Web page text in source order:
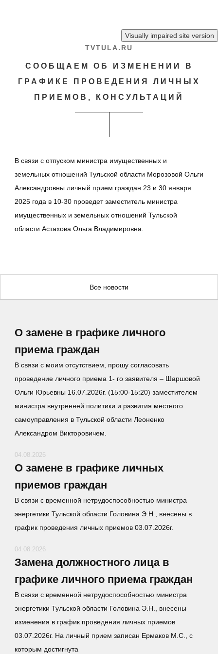
TVTULA.RU
СООБЩАЕМ ОБ ИЗМЕНЕНИИ В
ГРАФИКЕ ПРОВЕДЕНИЯ ЛИЧНЫХ
ПРИЕМОВ, КОНСУЛЬТАЦИЙ
В связи с отпуском министра имущественных и
земельных отношений Тульской области Морозовой Ольги
Александровны личный прием граждан 23 и 30 января
2025 года в 10-30 проведет заместитель министра
имущественных и земельных отношений Тульской
области Астахова Ольга Владимировна.
Все новости
О замене в графике личного
приема граждан
В связи с моим отсутствием, прошу согласовать
проведение личного приема 1- го заявителя – Шаршовой
Ольги Юрьевны 16.07.2026г. (15:00-15:20) заместителем
министра внутренней политики и развития местного
самоуправления в Тульской области Леоненко
Александром Викторовичем.
04.08.2026
О замене в графике личных
приемов граждан
В связи с временной нетрудоспособностью министра
энергетики Тульской области Головина Э.Н., внесены в
график проведения личных приемов 03.07.2026г.
04.08.2026
Замена должностного лица в
графике личного приема граждан
В связи с временной нетрудоспособностью министра
энергетики Тульской области Головина Э.Н., внесены
изменения в график проведения личных приемов
03.07.2026г. На личный прием записан Ермаков М.С., с
которым достигнута